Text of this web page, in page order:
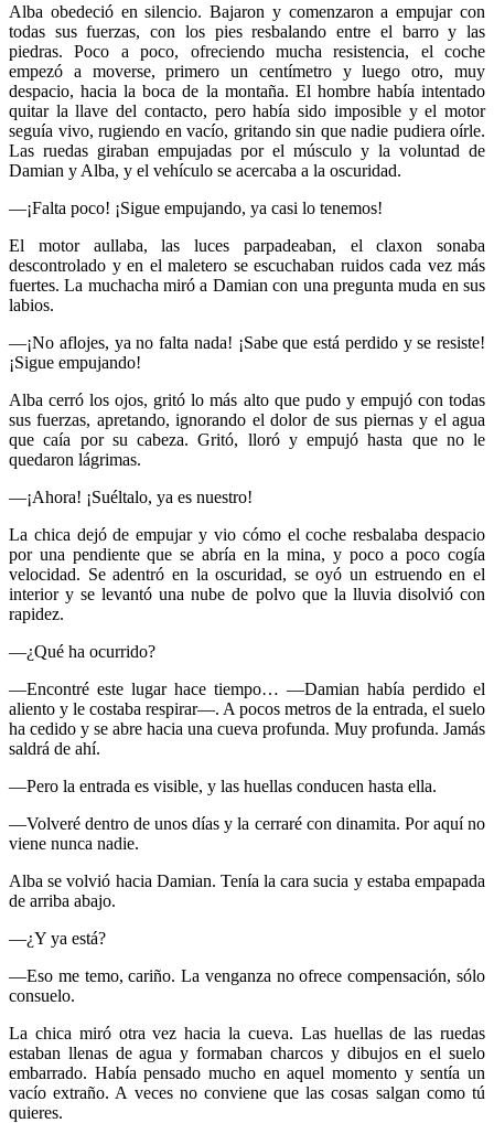
Alba obedeció en silencio. Bajaron y comenzaron a empujar con
todas sus fuerzas, con los pies resbalando entre el barro y las
piedras. Poco a poco, ofreciendo mucha resistencia, el coche
empezó a moverse, primero un centímetro y luego otro, muy
despacio, hacia la boca de la montaña. El hombre había intentado
quitar la llave del contacto, pero había sido imposible y el motor
seguía vivo, rugiendo en vacío, gritando sin que nadie pudiera oírle.
Las ruedas giraban empujadas por el músculo y la voluntad de
Damian y Alba, y el vehículo se acercaba a la oscuridad.
—¡Falta poco! ¡Sigue empujando, ya casi lo tenemos!
El motor aullaba, las luces parpadeaban, el claxon sonaba
descontrolado y en el maletero se escuchaban ruidos cada vez más
fuertes. La muchacha miró a Damian con una pregunta muda en sus
labios.
—¡No aflojes, ya no falta nada! ¡Sabe que está perdido y se resiste!
¡Sigue empujando!
Alba cerró los ojos, gritó lo más alto que pudo y empujó con todas
sus fuerzas, apretando, ignorando el dolor de sus piernas y el agua
que caía por su cabeza. Gritó, lloró y empujó hasta que no le
quedaron lágrimas.
—¡Ahora! ¡Suéltalo, ya es nuestro!
La chica dejó de empujar y vio cómo el coche resbalaba despacio
por una pendiente que se abría en la mina, y poco a poco cogía
velocidad. Se adentró en la oscuridad, se oyó un estruendo en el
interior y se levantó una nube de polvo que la lluvia disolvió con
rapidez.
—¿Qué ha ocurrido?
—Encontré este lugar hace tiempo… —Damian había perdido el
aliento y le costaba respirar—. A pocos metros de la entrada, el suelo
ha cedido y se abre hacia una cueva profunda. Muy profunda. Jamás
saldrá de ahí.
—Pero la entrada es visible, y las huellas conducen hasta ella.
—Volveré dentro de unos días y la cerraré con dinamita. Por aquí no
viene nunca nadie.
Alba se volvió hacia Damian. Tenía la cara sucia y estaba empapada
de arriba abajo.
—¿Y ya está?
—Eso me temo, cariño. La venganza no ofrece compensación, sólo
consuelo.
La chica miró otra vez hacia la cueva. Las huellas de las ruedas
estaban llenas de agua y formaban charcos y dibujos en el suelo
embarrado. Había pensado mucho en aquel momento y sentía un
vacío extraño. A veces no conviene que las cosas salgan como tú
quieres.